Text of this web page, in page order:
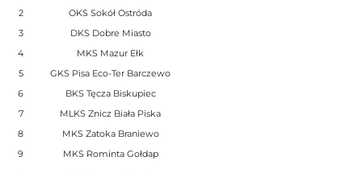
2
OKS Sokół Ostróda
3
DKS Dobre Miasto
4
MKS Mazur Ełk
5
GKS Pisa Eco-Ter Barczewo
6
BKS Tęcza Biskupiec
7
MLKS Znicz Biała Piska
8
MKS Zatoka Braniewo
9
MKS Rominta Gołdap